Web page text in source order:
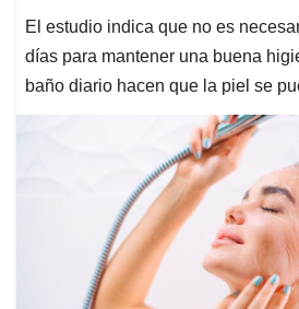
El estudio indica que no es
días para mantener una buena
baño diario hacen que la piel se